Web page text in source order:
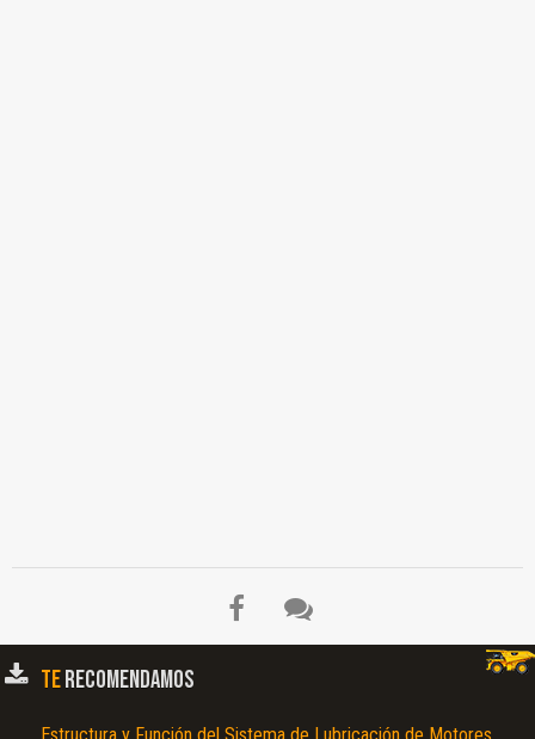
TERECOMENDAMOS
Estructura y Función del Sistema de Lubricación de Motores